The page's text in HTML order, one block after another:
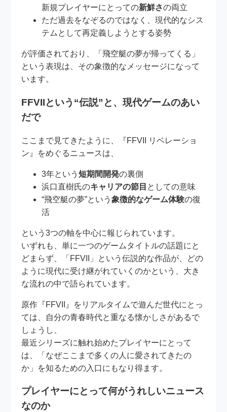
新規プレイヤーにとっての新鮮さの両立
ただ過去をなぞるのではなく、現代的なシス
テムとして再定義しようとする姿勢
が評価されており、「飛空艇の夢が帰ってくる」
という表現は、その象徴的なメッセージになって
います。
FFVIIという“伝説”と、現代ゲームのあい
だで
ここまで見てきたように、『FFVII リベレーショ
ン』をめぐるニュースは、
3年という短期間開発の裏側
浜口直樹氏のキャリアの節目 としての意味
“飛空艇の夢”という象徴的なゲーム体験の復
活
という3つの軸を中心に報じられています。
いずれも、単に一つのゲームタイトルの話題にと
どまらず、「FFVII」という伝説的な作品が、どの
ように現代に受け継がれていくのかという、大き
な流れの中で語られています。
原作『FFVII』をリアルタイムで遊んだ世代にとっ
ては、自分の青春時代と重なる懐かしさがあるで
しょうし、
最近シリーズに触れ始めたプレイヤーにとって
は、「なぜここまで多くの人に愛されてきたの
か」を知るための入口にもなり得ます。
プレイヤーにとって何がうれしいニュース
なのか